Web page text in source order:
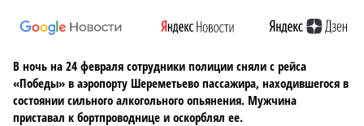
В ночь на 24 февраля сотрудники полиции сняли с рейса
«Победы» в аэропорту Шереметьево пассажира, находившегося в
состоянии сильного алкогольного опьянения. Мужчина
приставал к бортпроводнице и оскорблял ее.